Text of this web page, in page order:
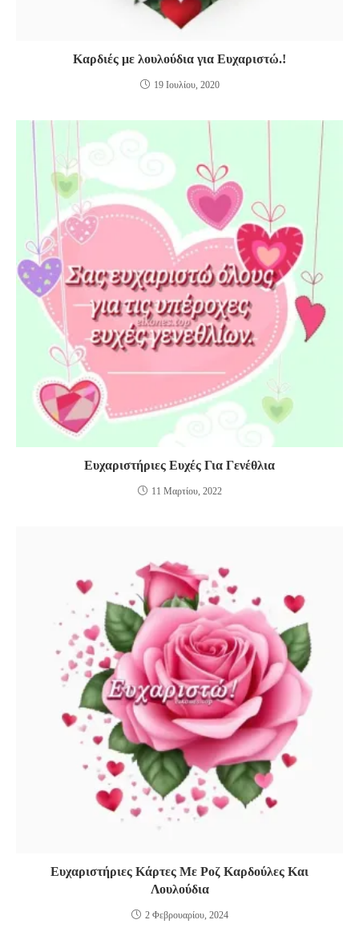
Καρδιές με λουλούδια για Ευχαριστώ.!
19 Ιουλίου, 2020
Ευχαριστήριες Ευχές Για Γενέθλια
11 Μαρτίου, 2022
Ευχαριστήριες Κάρτες Με Ροζ Καρδούλες Και
Λουλούδια
2 Φεβρουαρίου, 2024